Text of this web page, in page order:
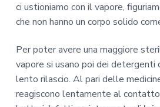
ci ustioniamo con il vapore,
che non hanno un corpo solido
Per poter avere una maggiore
vapore si usano poi dei detergenti
lento rilascio. Al pari delle
reagiscono lentamente al